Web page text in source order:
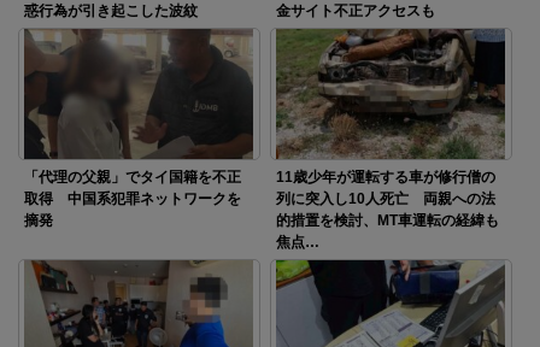
惑行為が引き起こした波紋
金サイト不正アクセスも
「代理の父親」でタイ国籍を不正
取得 中国系犯罪ネットワークを
摘発
11歳少年が運転する車が修行僧の
列に突入し10人死亡 両親への法
的措置を検討、MT車運転の経緯も
焦点…